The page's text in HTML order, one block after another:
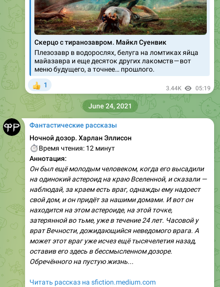
Скерцо с тиранозавром. Майкл Суенвик
Плезозавр в водорослях, белуга на ломтиках яйца
майазавра и еще десяток других лакомств — вот
меню будущего, а точнее… прошлого.
1 3.44K 05:19
Фантастические рассказы
Ночной дозор. Харлан Эллисон
Время чтения: 12 минут
Аннотация:
Он был ещё молодым человеком, когда его высадили
на одинокий астероид на краю Вселенной, и сказали —
наблюдай, за краем есть враг, однажды ему надоест
свой дом, и он придёт за нашими домами. И вот он
находится на этом астероиде, на этой точке,
затерянной во тьме, уже в течение 24 лет. Часовой у
врат Вечности, дожидающийся неведомого врага. А
может этот враг уже исчез ещё тысячелетия назад,
оставив его здесь в бессмысленном дозоре.
Обречённого на пустую жизнь...
Читать рассказ на sfiction.medium.com
June 24, 2021